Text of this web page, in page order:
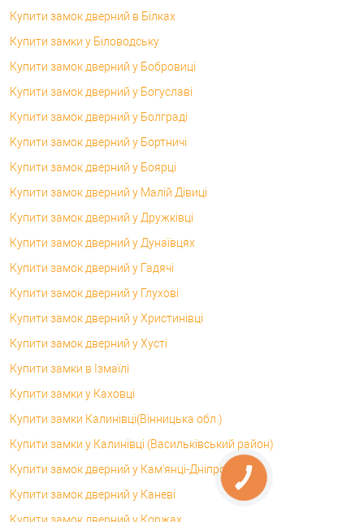
Купити замок дверний в Білках
Купити замки у Біловодську
Купити замок дверний у Бобровиці
Купити замок дверний у Богуславі
Купити замок дверний у Болграді
Купити замок дверний у Бортничі
Купити замок дверний у Боярці
Купити замок дверний у Малій Дівиці
Купити замок дверний у Дружківці
Купити замок дверний у Дунаївцях
Купити замок дверний у Гадячі
Купити замок дверний у Глухові
Купити замок дверний у Христинівці
Купити замок дверний у Хусті
Купити замки в Ізмаїлі
Купити замки у Каховці
Купити замки Калинівці(Вінницька обл.)
Купити замки у Калинівці (Васильківський район)
Купити замок дверний у Кам'янці-Дніпровській
Купити замок дверний у Каневі
Купити замок дверний у Коржах